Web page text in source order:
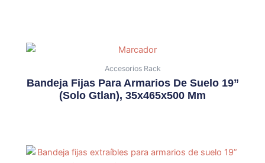
Accesorios Rack
Bandeja Fijas Para Armarios De Suelo 19”
(solo Gtlan), 35x465x500 Mm